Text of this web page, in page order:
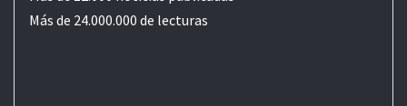
Más de 24.000.000 de lecturas